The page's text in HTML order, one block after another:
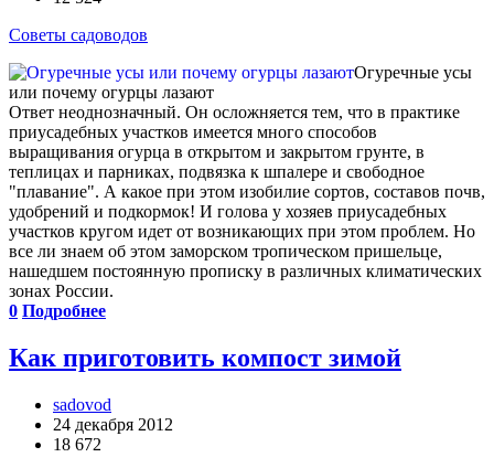
Советы садоводов
Огуречные усы
или почему огурцы лазают
Ответ неоднозначный. Он осложняется тем, что в практике
приусадебных участков имеется много способов
выращивания огурца в открытом и закрытом грунте, в
теплицах и парниках, подвязка к шпалере и свободное
"плавание". А какое при этом изобилие сортов, составов почв,
удобрений и подкормок! И голова у хозяев приусадебных
участков кругом идет от возникающих при этом проблем. Но
все ли знаем об этом заморском тропическом пришельце,
нашедшем постоянную прописку в различных климатических
зонах России.
0 Подробнее
Как приготовить компост зимой
sadovod
24 декабря 2012
18 672